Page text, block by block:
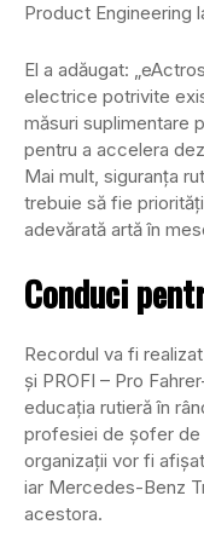
Product Engineering
El a adăugat:
electrice potrivite
măsuri suplimentare
pentru a accelera
Mai mult, siguranța
trebuie să fie
adevărată artă în
Conduci
Recordul va fi
și PROFI – Pro
educația rutieră în
profesiei de șofer de
organizații vor fi
iar Mercedes-Benz
acestora.